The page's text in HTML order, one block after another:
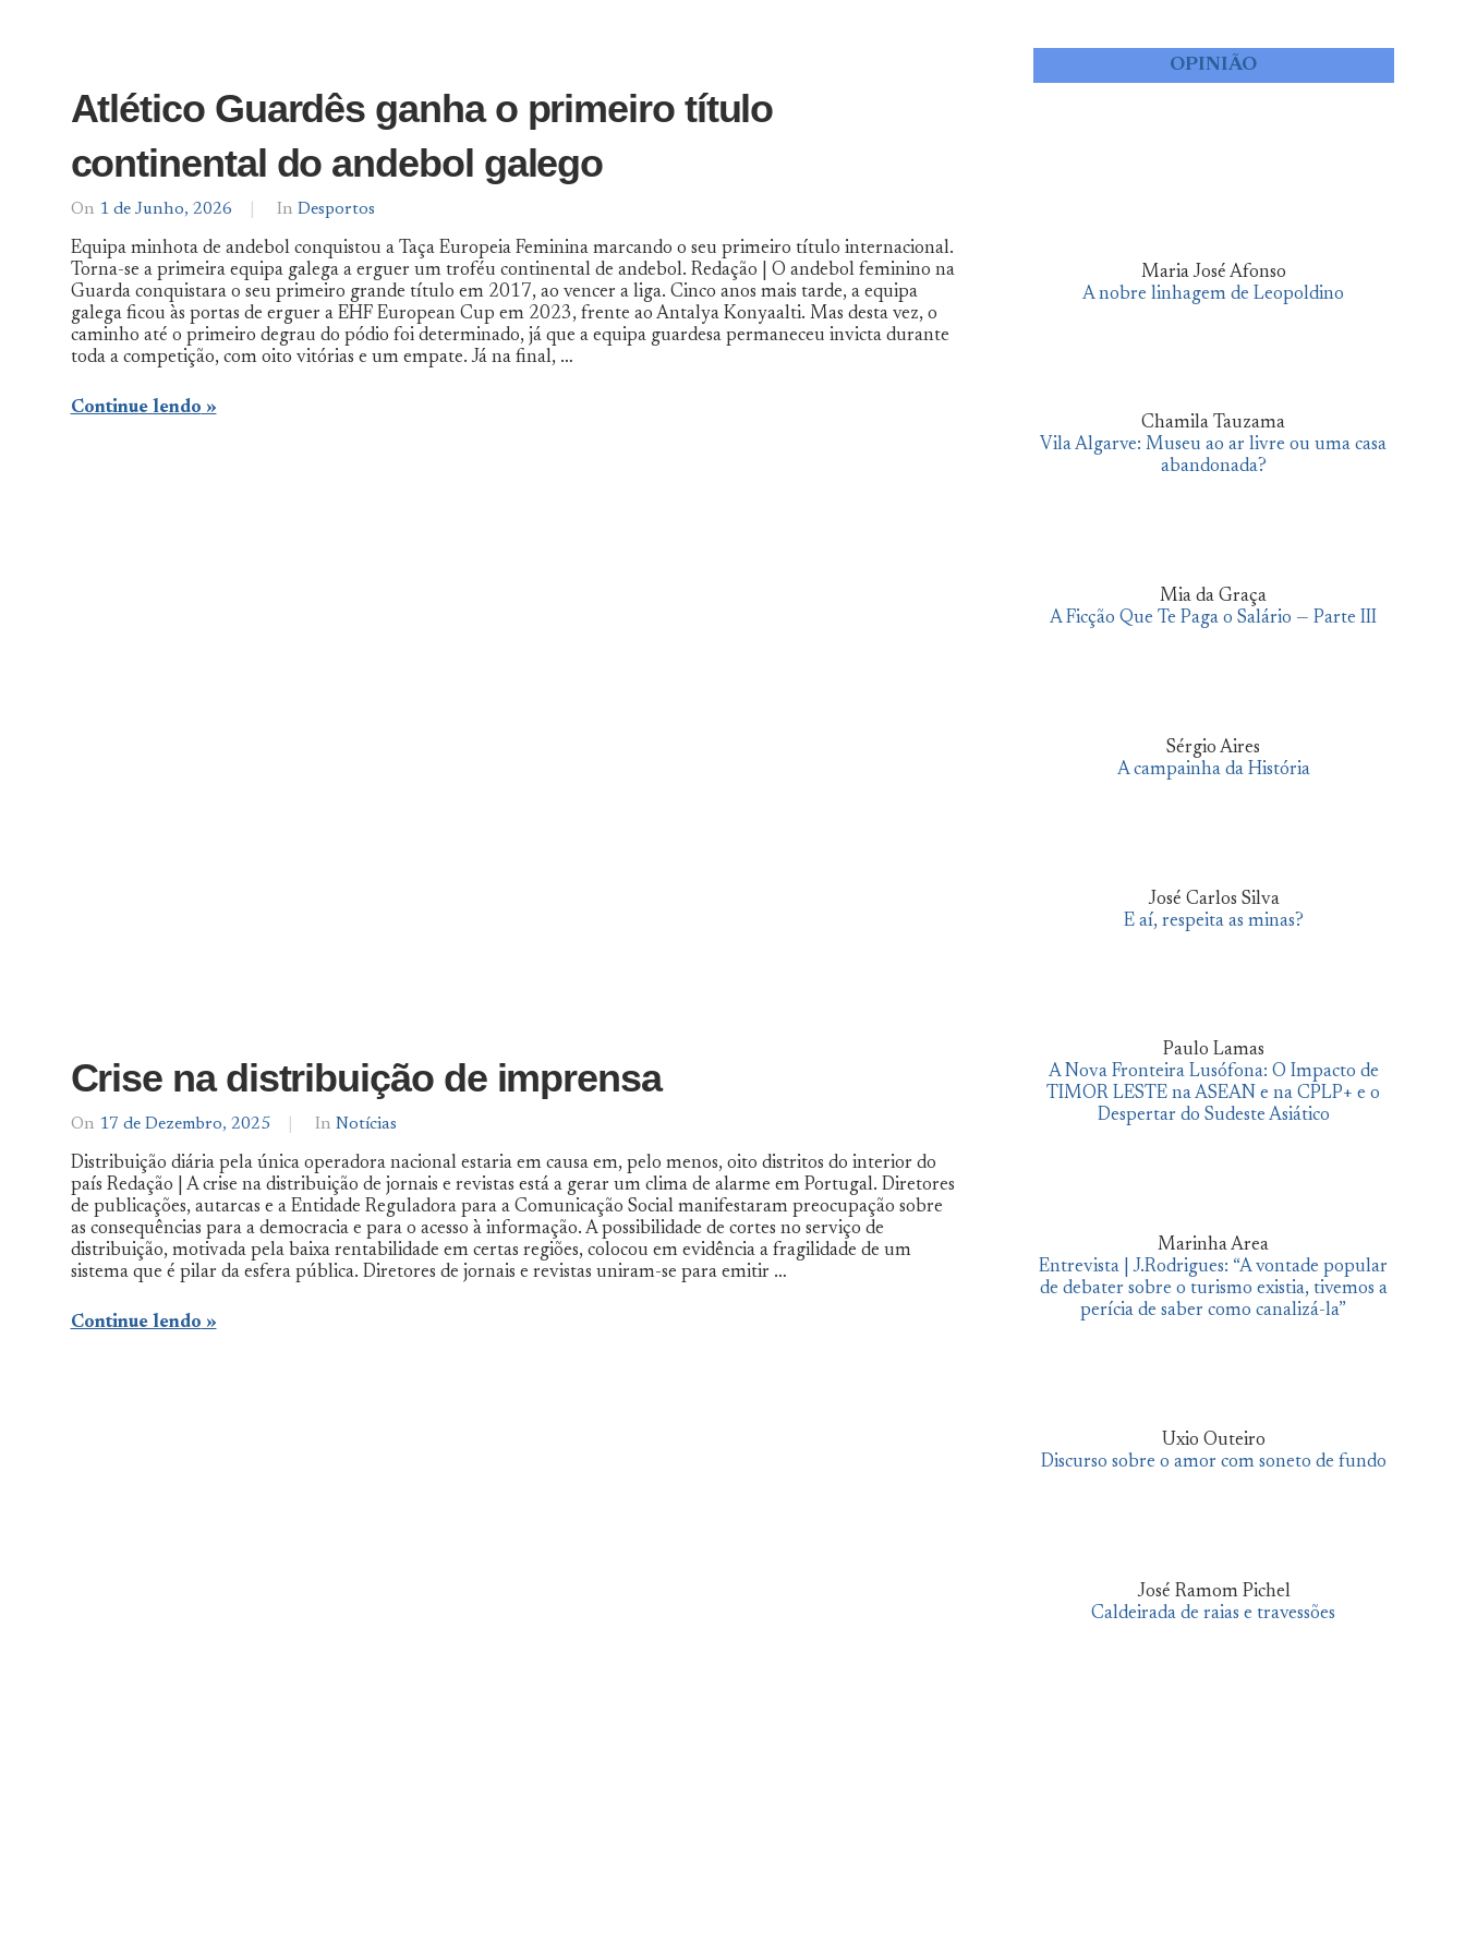
Atlético Guardês ganha o primeiro título
continental do andebol galego
On 1 de Junho, 2026
By
De
Norte
a
Sul
In Desportos
Equipa minhota de andebol conquistou a Taça Europeia Feminina marcando o seu primeiro título internacional.
Torna-se a primeira equipa galega a erguer um troféu continental de andebol. Redação | O andebol feminino na
Guarda conquistara o seu primeiro grande título em 2017, ao vencer a liga. Cinco anos mais tarde, a equipa
galega ficou às portas de erguer a EHF European Cup em 2023, frente ao Antalya Konyaalti. Mas desta vez, o
caminho até o primeiro degrau do pódio foi determinado, já que a equipa guardesa permaneceu invicta durante
toda a competição, com oito vitórias e um empate. Já na final, …
Continue lendo
Crise na distribuição de imprensa
On 17 de Dezembro, 2025
By
De
Norte
a
Sul
In Notícias
Distribuição diária pela única operadora nacional estaria em causa em, pelo menos, oito distritos do interior do
país Redação | A crise na distribuição de jornais e revistas está a gerar um clima de alarme em Portugal. Diretores
de publicações, autarcas e a Entidade Reguladora para a Comunicação Social manifestaram preocupação sobre
as consequências para a democracia e para o acesso à informação. A possibilidade de cortes no serviço de
distribuição, motivada pela baixa rentabilidade em certas regiões, colocou em evidência a fragilidade de um
sistema que é pilar da esfera pública. Diretores de jornais e revistas uniram-se para emitir …
Continue lendo
OPINIÃO
Maria José Afonso
A nobre linhagem de Leopoldino
Chamila Tauzama
Vila Algarve: Museu ao ar livre ou uma casa
abandonada?
Mia da Graça
A Ficção Que Te Paga o Salário — Parte III
Sérgio Aires
A campainha da História
José Carlos Silva
E aí, respeita as minas?
Paulo Lamas
A Nova Fronteira Lusófona: O Impacto de
TIMOR LESTE na ASEAN e na CPLP+ e o
Despertar do Sudeste Asiático
Marinha Area
Entrevista | J.Rodrigues: “A vontade popular
de debater sobre o turismo existia, tivemos a
perícia de saber como canalizá-la”
Uxio Outeiro
Discurso sobre o amor com soneto de fundo
José Ramom Pichel
Caldeirada de raias e travessões